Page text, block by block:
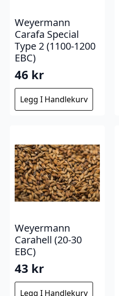
Weyermann
Carafa Special
Type 2 (1100-1200
EBC)
46 kr
Legg I Handlekurv
Weyermann
Carahell (20-30
EBC)
43 kr
Legg I Handlekurv